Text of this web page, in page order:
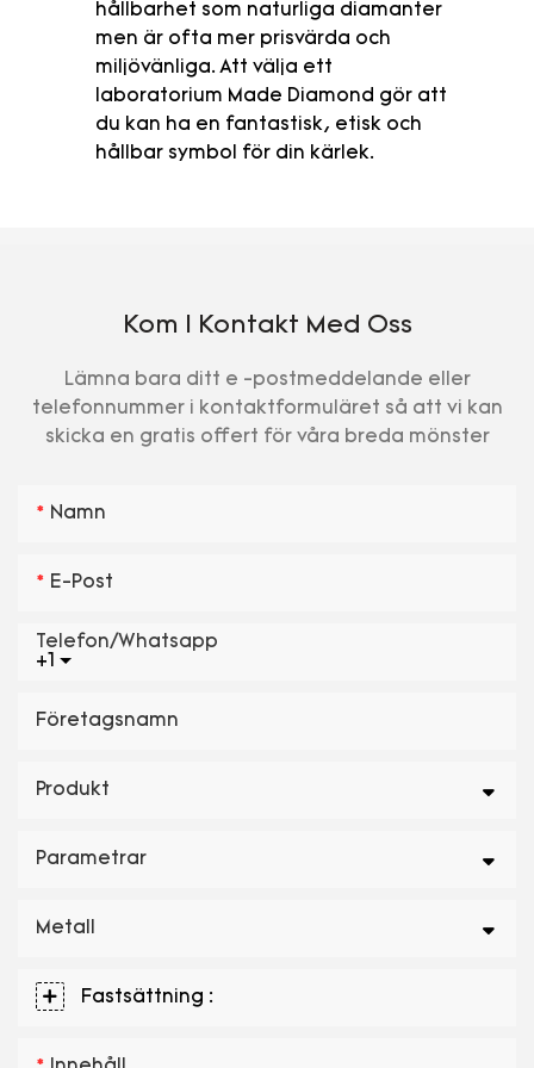
hållbarhet som naturliga diamanter
men är ofta mer prisvärda och
miljövänliga. Att välja ett
laboratorium Made Diamond gör att
du kan ha en fantastisk, etisk och
hållbar symbol för din kärlek.
Kom I Kontakt Med Oss
Lämna bara ditt e -postmeddelande eller
telefonnummer i kontaktformuläret så att vi kan
skicka en gratis offert för våra breda mönster
Namn
E-Post
+1
Telefon/whatsapp
Företagsnamn
Produkt
Parametrar
Metall
Fastsättning :